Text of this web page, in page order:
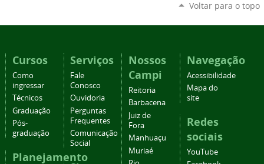
Voltar para o topo
Cursos
Como
ingressar
Técnicos
Graduação
Pós-
graduação
Planejamento
Serviços
Fale
Conosco
Ouvidoria
Perguntas
Frequentes
Comunicação
Social
Nossos
Campi
Reitoria
Barbacena
Juiz de
Fora
Manhuaçu
Muriaé
Navegação
Acessibilidade
Mapa do
site
Redes
sociais
YouTube